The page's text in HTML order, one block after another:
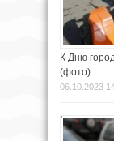
К Дню
(фото)
06.10.2023